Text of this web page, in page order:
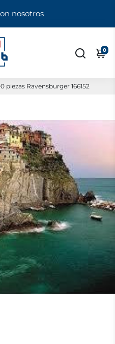
nosotros
0
piezas Ravensburger 166152